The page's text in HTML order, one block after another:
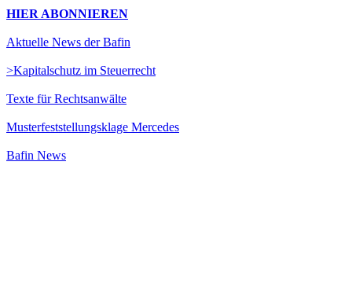
HIER ABONNIEREN
Aktuelle News der Bafin
>Kapitalschutz im Steuerrecht
Texte für Rechtsanwälte
Musterfeststellungsklage Mercedes
Bafin News